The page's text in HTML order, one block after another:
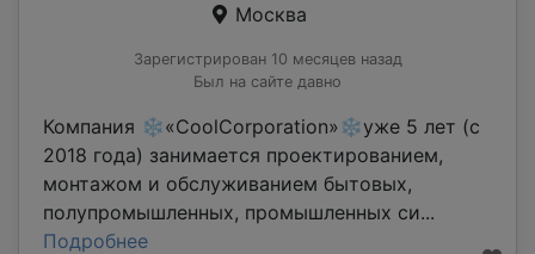
Москва
Зарегистрирован 10 месяцев назад
Был на сайте давно
Компания ❄«CoolCorporation»❄уже 5 лет (с
2018 года) занимается проектированием,
монтажом и обслуживанием бытовых,
полупромышленных, промышленных си...
Подробнее